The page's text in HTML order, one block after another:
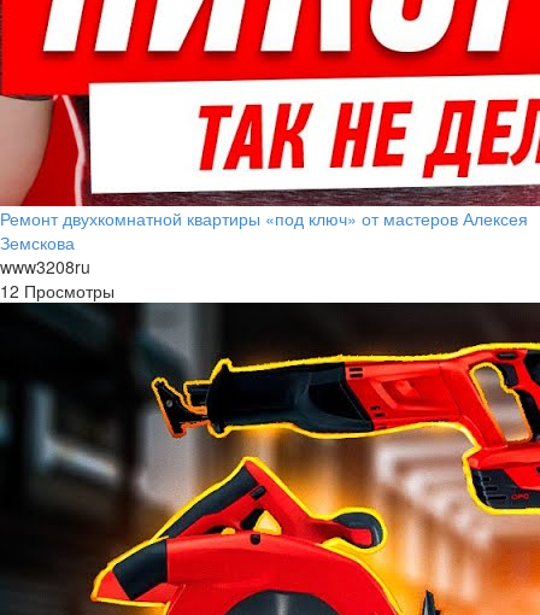
Ремонт двухкомнатной квартиры «под ключ» от мастеров Алексея
Земскова
www3208ru
12 Просмотры